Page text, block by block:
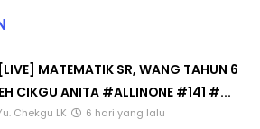
MATEMATIK SR, WANG TAHUN 6
CIKGU ANITA #ALLINONE #141 #...
Chekgu LK 6 hari yang lalu